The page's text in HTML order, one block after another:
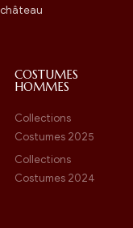
COSTUMES
HOMMES
Collections
Costumes 2025
Collections
Costumes 2024